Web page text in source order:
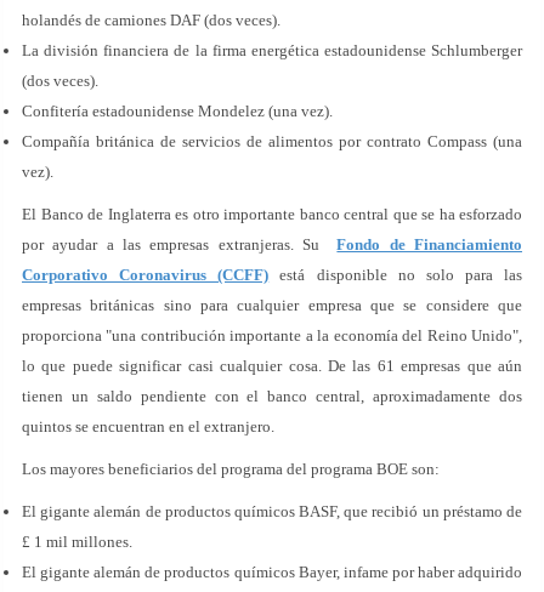
holandés de camiones DAF (dos veces).
La división financiera de la firma energética estadounidense Schlumberger
(dos veces).
Confitería estadounidense Mondelez (una vez).
Compañía británica de servicios de alimentos por contrato Compass (una
vez).
El Banco de Inglaterra es otro importante banco central que se ha esforzado
por ayudar a las empresas extranjeras. SuFondo de Financiamiento
Corporativo Coronavirus (CCFF) está disponible no solo para las
empresas británicas sino para cualquier empresa que se considere que
proporciona "una contribución importante a la economía del Reino Unido",
lo que puede significar casi cualquier cosa. De las 61 empresas que aún
tienen un saldo pendiente con el banco central, aproximadamente dos
quintos se encuentran en el extranjero.
Los mayores beneficiarios del programa del programa BOE son:
El gigante alemán de productos químicos BASF, que recibió un préstamo de
£ 1 mil millones.
El gigante alemán de productos químicos Bayer, infame por haber adquirido